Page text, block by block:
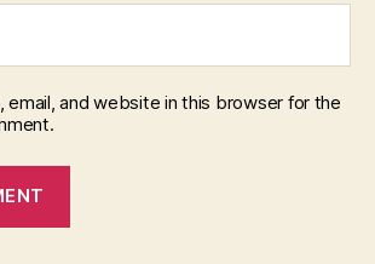
email, and website in this browser for the